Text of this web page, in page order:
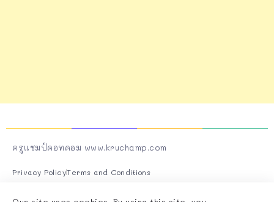
ครูแชมป์คอทคอม www.kruchamp.com
Privacy PolicyTerms and Conditions